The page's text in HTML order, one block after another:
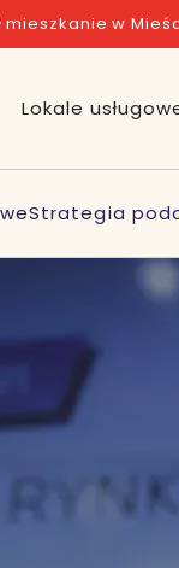
w
Lokale
Strategia